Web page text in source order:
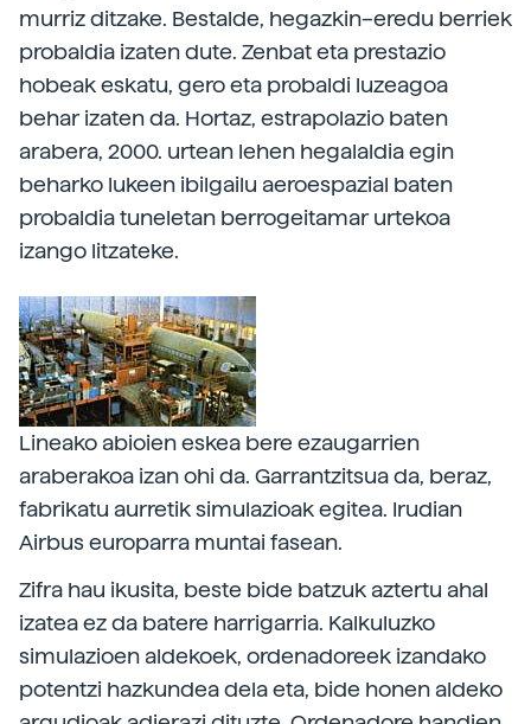
murriz ditzake. Bestalde, hegazkin–eredu berriek
probaldia izaten dute. Zenbat eta prestazio
hobeak eskatu, gero eta probaldi luzeagoa
behar izaten da. Hortaz, estrapolazio baten
arabera, 2000. urtean lehen hegalaldia egin
beharko lukeen ibilgailu aeroespazial baten
probaldia tuneletan berrogeitamar urtekoa
izango litzateke.
Lineako abioien eskea bere ezaugarrien
araberakoa izan ohi da. Garrantzitsua da, beraz,
fabrikatu aurretik simulazioak egitea. Irudian
Airbus europarra muntai fasean.
Zifra hau ikusita, beste bide batzuk aztertu ahal
izatea ez da batere harrigarria. Kalkuluzko
simulazioen aldekoek, ordenadoreek izandako
potentzi hazkundea dela eta, bide honen aldeko